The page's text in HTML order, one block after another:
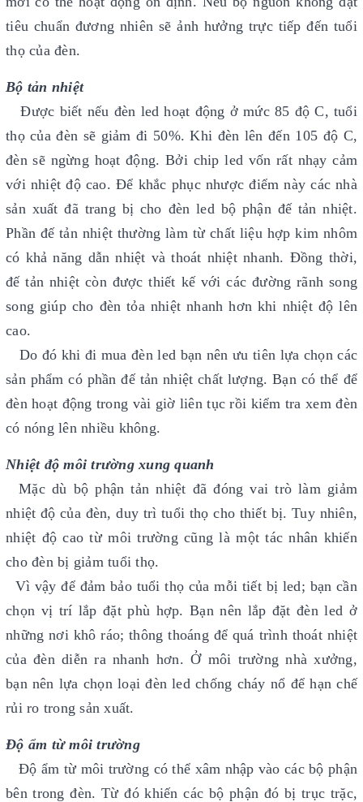
tiêu chuẩn đương nhiên sẽ ảnh hưởng trực tiếp đến tuổi
thọ của đèn.
Bộ tản nhiệt
Được biết nếu đèn led hoạt động ở mức 85 độ C, tuổi
thọ của đèn sẽ giảm đi 50%. Khi đèn lên đến 105 độ C,
đèn sẽ ngừng hoạt động. Bởi chip led vốn rất nhạy cảm
với nhiệt độ cao. Để khắc phục nhược điểm này các nhà
sản xuất đã trang bị cho đèn led bộ phận đế tản nhiệt.
Phần đế tản nhiệt thường làm từ chất liệu hợp kim nhôm
có khả năng dẫn nhiệt và thoát nhiệt nhanh. Đồng thời,
đế tản nhiệt còn được thiết kế với các đường rãnh song
song giúp cho đèn tỏa nhiệt nhanh hơn khi nhiệt độ lên
cao.
Do đó khi đi mua đèn led bạn nên ưu tiên lựa chọn các
sản phẩm có phần đế tản nhiệt chất lượng. Bạn có thể để
đèn hoạt động trong vài giờ liên tục rồi kiểm tra xem đèn
có nóng lên nhiều không.
Nhiệt độ môi trường xung quanh
Mặc dù bộ phận tản nhiệt đã đóng vai trò làm giảm
nhiệt độ của đèn, duy trì tuổi thọ cho thiết bị. Tuy nhiên,
nhiệt độ cao từ môi trường cũng là một tác nhân khiến
cho đèn bị giảm tuổi thọ.
Vì vậy để đảm bảo tuổi thọ của mỗi tiết bị led; bạn cần
chọn vị trí lắp đặt phù hợp. Bạn nên lắp đặt đèn led ở
những nơi khô ráo; thông thoáng để quá trình thoát nhiệt
của đèn diễn ra nhanh hơn. Ở môi trường nhà xưởng,
bạn nên lựa chọn loại đèn led chống cháy nổ để hạn chế
rủi ro trong sản xuất.
Độ ẩm từ môi trường
Độ ẩm từ môi trường có thể xâm nhập vào các bộ phận
bên trong đèn. Từ đó khiến các bộ phận đó bị trục trặc,